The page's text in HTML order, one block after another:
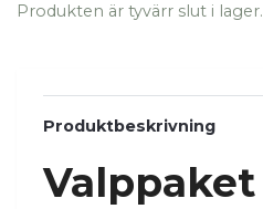
Produkten är tyvärr slut i lager.
Produktbeskrivning
Valppaket